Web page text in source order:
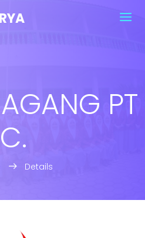
PT
C.
Details